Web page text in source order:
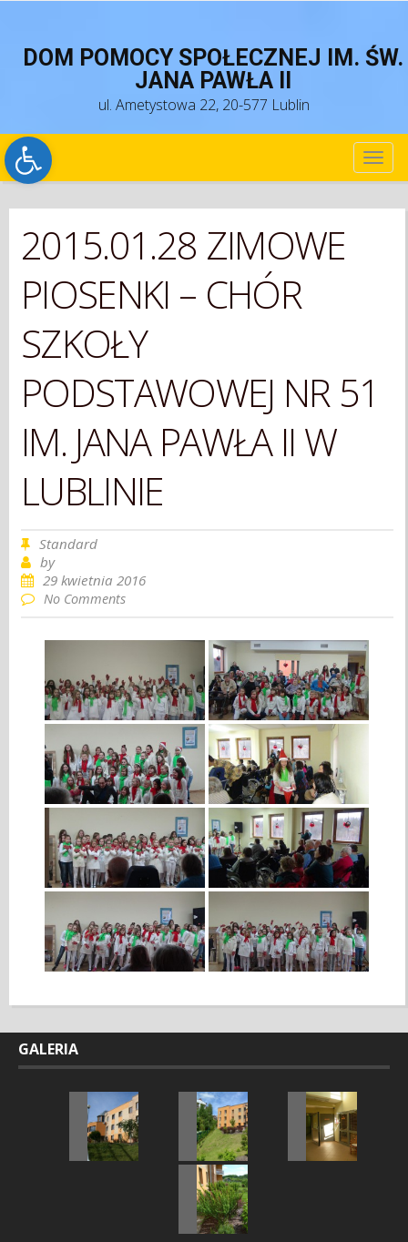
Open toolbar
DOM POMOCY SPOŁECZNEJ IM. ŚW.
JANA PAWŁA II
ul. Ametystowa 22, 20-577 Lublin
2015.01.28 ZIMOWE
PIOSENKI – CHÓR
SZKOŁY
PODSTAWOWEJ NR 51
IM. JANA PAWŁA II W
LUBLINIE
Standard
by
29 kwietnia 2016
No Comments
GALERIA